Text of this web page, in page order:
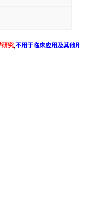
研究,不用于临床应用及其他用